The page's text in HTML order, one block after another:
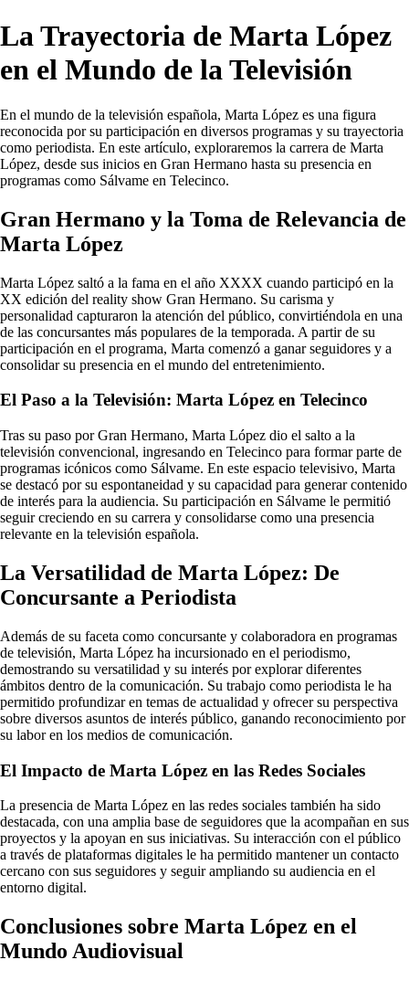
La Trayectoria de Marta López
en el Mundo de la Televisión
En el mundo de la televisión española, Marta López es una figura
reconocida por su participación en diversos programas y su trayectoria
como periodista. En este artículo, exploraremos la carrera de Marta
López, desde sus inicios en Gran Hermano hasta su presencia en
programas como Sálvame en Telecinco.
Gran Hermano y la Toma de Relevancia de
Marta López
Marta López saltó a la fama en el año XXXX cuando participó en la
XX edición del reality show Gran Hermano. Su carisma y
personalidad capturaron la atención del público, convirtiéndola en una
de las concursantes más populares de la temporada. A partir de su
participación en el programa, Marta comenzó a ganar seguidores y a
consolidar su presencia en el mundo del entretenimiento.
El Paso a la Televisión: Marta López en Telecinco
Tras su paso por Gran Hermano, Marta López dio el salto a la
televisión convencional, ingresando en Telecinco para formar parte de
programas icónicos como Sálvame. En este espacio televisivo, Marta
se destacó por su espontaneidad y su capacidad para generar contenido
de interés para la audiencia. Su participación en Sálvame le permitió
seguir creciendo en su carrera y consolidarse como una presencia
relevante en la televisión española.
La Versatilidad de Marta López: De
Concursante a Periodista
Además de su faceta como concursante y colaboradora en programas
de televisión, Marta López ha incursionado en el periodismo,
demostrando su versatilidad y su interés por explorar diferentes
ámbitos dentro de la comunicación. Su trabajo como periodista le ha
permitido profundizar en temas de actualidad y ofrecer su perspectiva
sobre diversos asuntos de interés público, ganando reconocimiento por
su labor en los medios de comunicación.
El Impacto de Marta López en las Redes Sociales
La presencia de Marta López en las redes sociales también ha sido
destacada, con una amplia base de seguidores que la acompañan en sus
proyectos y la apoyan en sus iniciativas. Su interacción con el público
a través de plataformas digitales le ha permitido mantener un contacto
cercano con sus seguidores y seguir ampliando su audiencia en el
entorno digital.
Conclusiones sobre Marta López en el
Mundo Audiovisual